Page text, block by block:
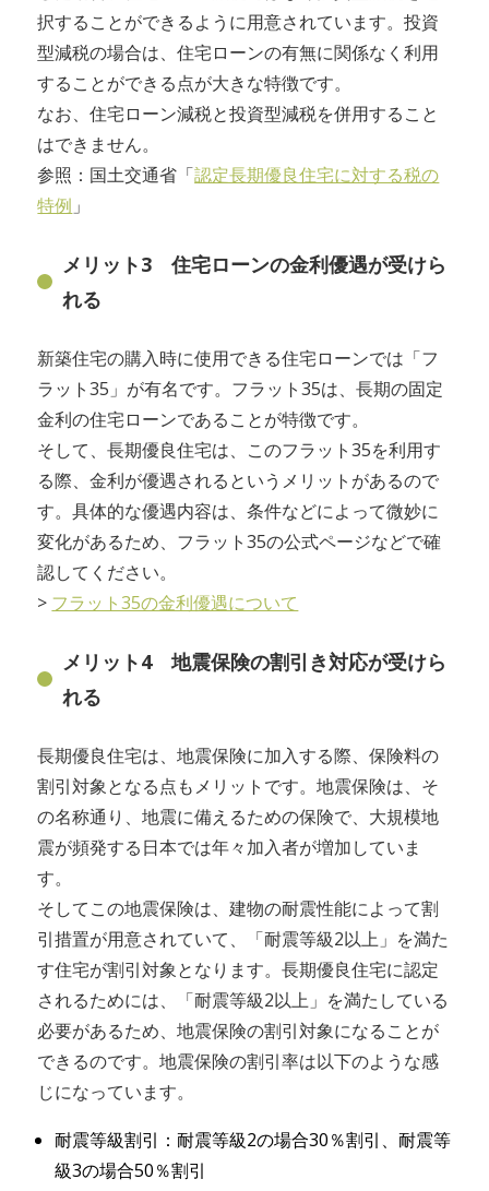
択することができるように用意されています。投資
型減税の場合は、住宅ローンの有無に関係なく利用
することができる点が大きな特徴です。
なお、住宅ローン減税と投資型減税を併用すること
はできません。
参照：国土交通省「認定長期優良住宅に対する税の
特例 」
メリット3 住宅ローンの金利優遇が受けら
れる
新築住宅の購入時に使用できる住宅ローンでは「フ
ラット35」が有名です。フラット35は、長期の固定
金利の住宅ローンであることが特徴です。
そして、長期優良住宅は、このフラット35を利用す
る際、金利が優遇されるというメリットがあるので
す。具体的な優遇内容は、条件などによって微妙に
変化があるため、フラット35の公式ページなどで確
認してください。
> フラット35の金利優遇について
メリット4 地震保険の割引き対応が受けら
れる
長期優良住宅は、地震保険に加入する際、保険料の
割引対象となる点もメリットです。地震保険は、そ
の名称通り、地震に備えるための保険で、大規模地
震が頻発する日本では年々加入者が増加していま
す。
そしてこの地震保険は、建物の耐震性能によって割
引措置が用意されていて、「耐震等級2以上」を満た
す住宅が割引対象となります。長期優良住宅に認定
されるためには、「耐震等級2以上」を満たしている
必要があるため、地震保険の割引対象になることが
できるのです。地震保険の割引率は以下のような感
じになっています。
耐震等級割引：耐震等級2の場合30％割引、耐震等
級3の場合50％割引